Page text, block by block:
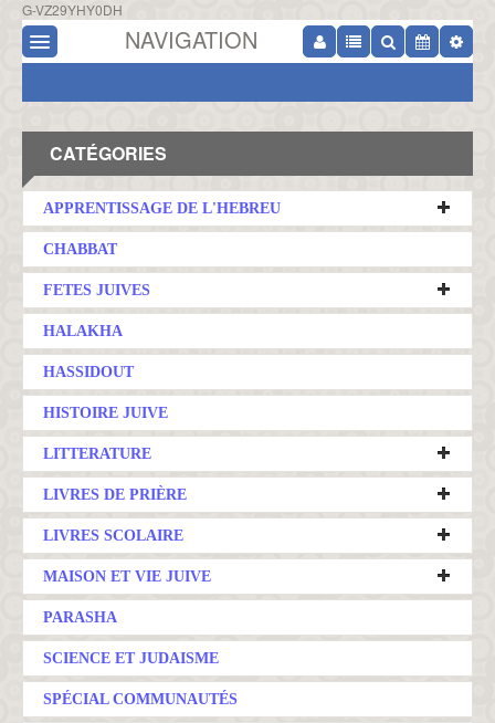
G-VZ29YHY0DH
NAVIGATION
CATÉGORIES
APPRENTISSAGE DE L'HEBREU
CHABBAT
FETES JUIVES
HALAKHA
HASSIDOUT
HISTOIRE JUIVE
LITTERATURE
LIVRES DE PRIÈRE
LIVRES SCOLAIRE
MAISON ET VIE JUIVE
PARASHA
SCIENCE ET JUDAISME
SPÉCIAL COMMUNAUTÉS